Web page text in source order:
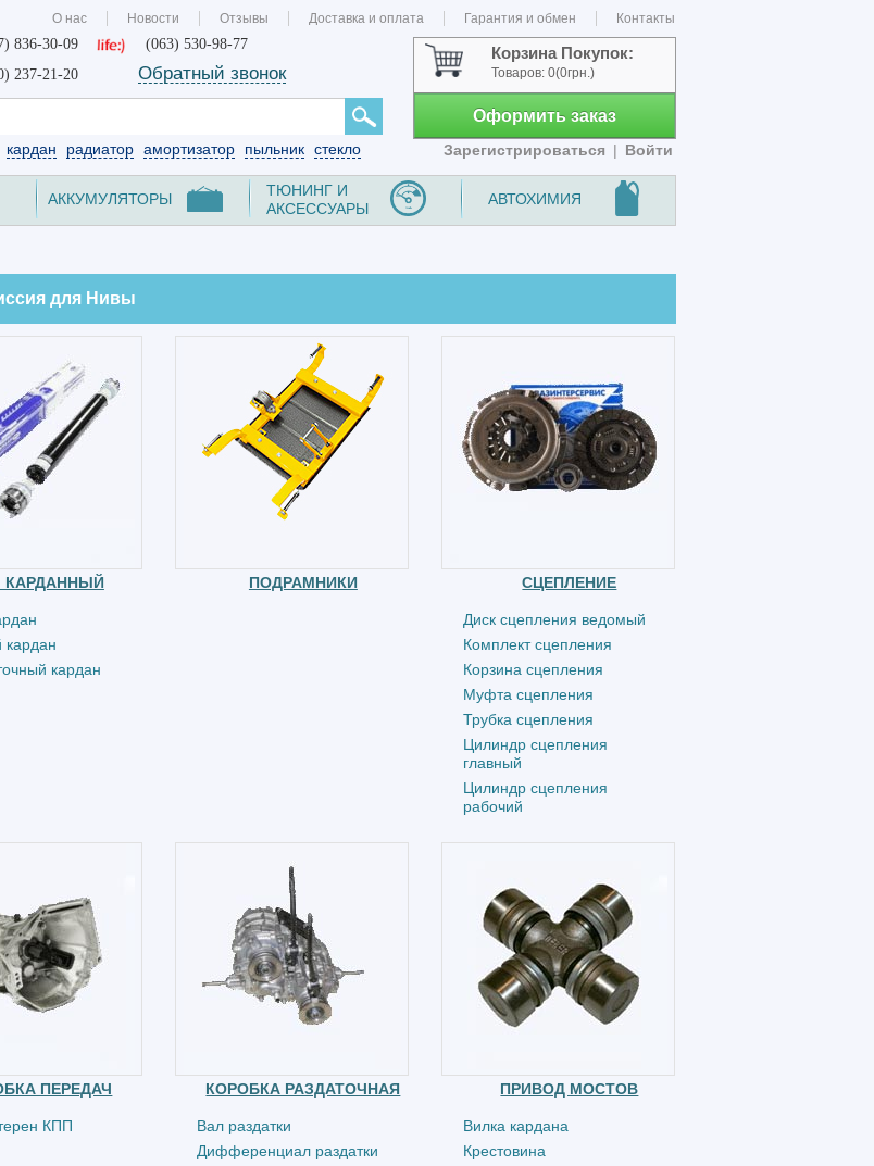
О нас Новости Отзывы Доставка и оплата Гарантия и обмен Контакты
836-30-09
(063) 530-98-77
237-21-20
Обратный звонок
Корзина Покупок:
Товаров: 0(0грн.)
Оформить заказ
Зарегистрироваться | Войти
кардан радиатор амортизатор пыльник стекло
АККУМУЛЯТОРЫ
ТЮНИНГ И
АКСЕССУАРЫ
АВТОХИМИЯ
для Нивы
КАРДАННЫЙ
кардан
кардан
ПОДРАМНИКИ СЦЕПЛЕНИЕ
Диск сцепления ведомый
Комплект сцепления
Корзина сцепления
Муфта сцепления
Трубка сцепления
Цилиндр сцепления
главный
Цилиндр сцепления
рабочий
ПЕРЕДАЧ
КПП
КОРОБКА РАЗДАТОЧНАЯ
Вал раздатки
Дифференциал раздатки
ПРИВОД МОСТОВ
Вилка кардана
Крестовина